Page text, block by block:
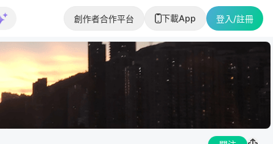
創作者合作平台 下載App 登入/註冊